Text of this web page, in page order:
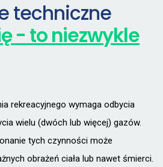
techniczne
- to niezwykle
rekreacyjnego wymaga odbycia
wielu (dwóch lub więcej) gazów.
tych czynności może
obrażeń ciała lub nawet śmierci.